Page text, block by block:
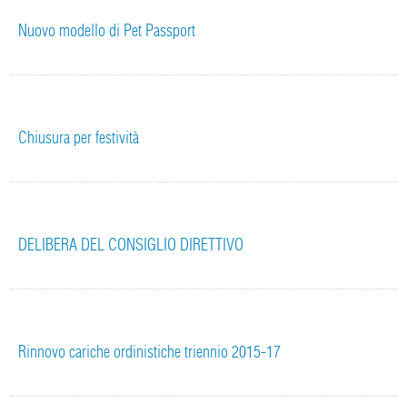
Nuovo modello di Pet Passport
Chiusura per festività
DELIBERA DEL CONSIGLIO DIRETTIVO
Rinnovo cariche ordinistiche triennio 2015-17